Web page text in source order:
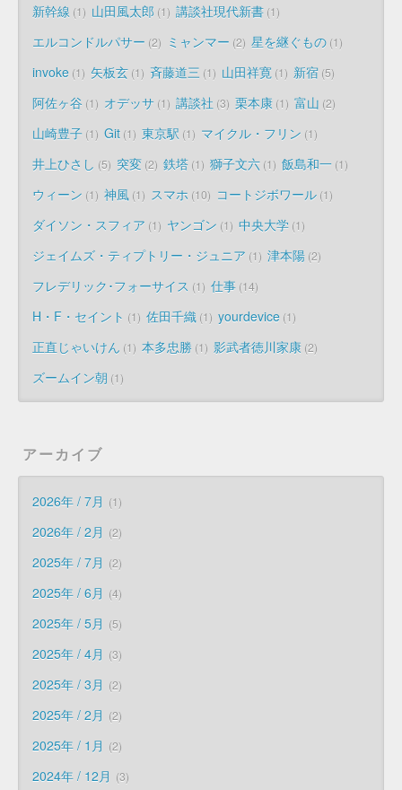
新幹線 1 山田風太郎 1 講談社現代新書 1
エルコンドルパサー 2 ミャンマー 2 星を継ぐもの 1
invoke 1 矢板玄 1 斉藤道三 1 山田祥寛 1 新宿 5
阿佐ヶ谷 1 オデッサ 1 講談社 3 栗本康 1 富山 2
山崎豊子 1 Git 1 東京駅 1 マイクル・フリン 1
井上ひさし 5 突変 2 鉄塔 1 獅子文六 1 飯島和一 1
ウィーン 1 神風 1 スマホ 10 コートジボワール 1
ダイソン・スフィア 1 ヤンゴン 1 中央大学 1
ジェイムズ・ティプトリー・ジュニア 1 津本陽 2
フレデリック･フォーサイス 1 仕事 14
H・F・セイント 1 佐田千織 1 yourdevice 1
正直じゃいけん 1 本多忠勝 1 影武者徳川家康 2
ズームイン朝 1
アーカイブ
2026年 / 7月 1
2026年 / 2月 2
2025年 / 7月 2
2025年 / 6月 4
2025年 / 5月 5
2025年 / 4月 3
2025年 / 3月 2
2025年 / 2月 2
2025年 / 1月 2
2024年 / 12月 3